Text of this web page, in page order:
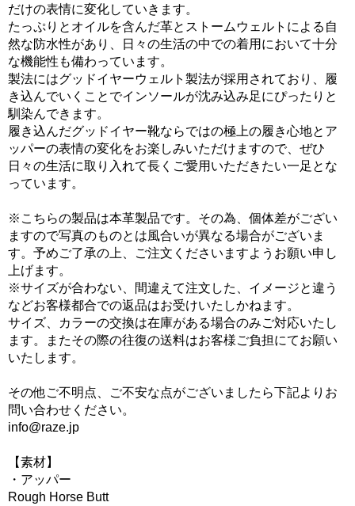
だけの表情に変化していきます。
たっぷりとオイルを含んだ革とストームウェルトによる自
然な防水性があり、日々の生活の中での着用において十分
な機能性も備わっています。
製法にはグッドイヤーウェルト製法が採用されており、履
き込んでいくことでインソールが沈み込み足にぴったりと
馴染んできます。
履き込んだグッドイヤー靴ならではの極上の履き心地とア
ッパーの表情の変化をお楽しみいただけますので、ぜひ
日々の生活に取り入れて長くご愛用いただきたい一足とな
っています。
※こちらの製品は本革製品です。その為、個体差がござい
ますので写真のものとは風合いが異なる場合がございま
す。予めご了承の上、ご注文くださいますようお願い申し
上げます。
※サイズが合わない、間違えて注文した、イメージと違う
などお客様都合での返品はお受けいたしかねます。
サイズ、カラーの交換は在庫がある場合のみご対応いたし
ます。またその際の往復の送料はお客様ご負担にてお願い
いたします。
その他ご不明点、ご不安な点がございましたら下記よりお
問い合わせください。
info@raze.jp
【素材】
・アッパー
Rough Horse Butt